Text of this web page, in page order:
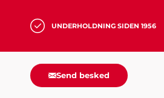
UNDERHOLDNING SIDEN 1956
Send besked